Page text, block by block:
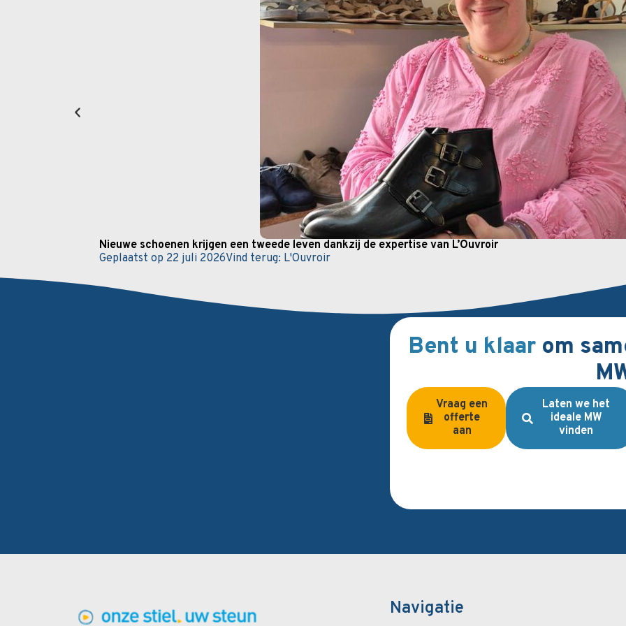
Nieuwe schoenen krijgen een tweede leven dankzij de expertise van L’Ouvroir
Geplaatst op 22 juli 2026Vind terug: L'Ouvroir
Bent u klaar om
Vraag een
offerte
aan
Laten we het
ideale MW
vinden
Navigatie